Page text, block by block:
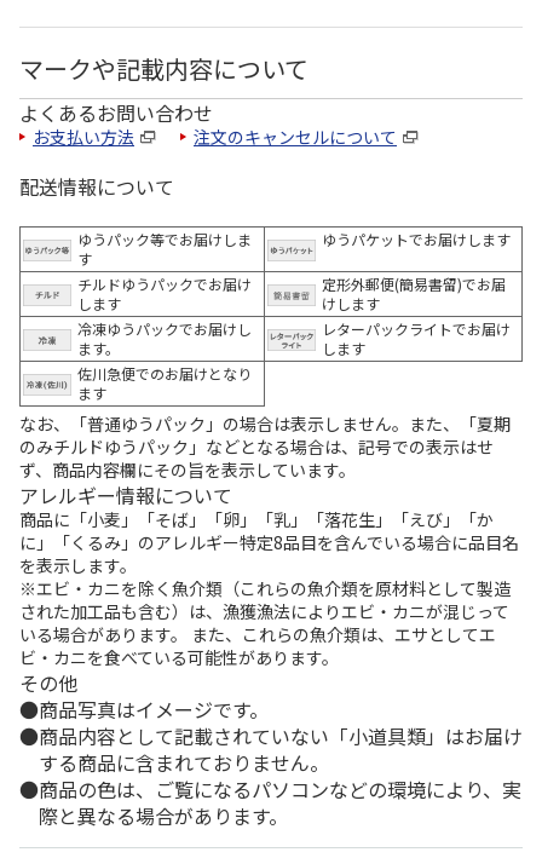
マークや記載内容について
よくあるお問い合わせ
お支払い方法 注文のキャンセルについて
配送情報について
ゆうパック等でお届けしま
す
ゆうパケットでお届けします
チルドゆうパックでお届け
します
定形外郵便(簡易書留)でお届
けします
冷凍ゆうパックでお届けし
ます。
レターパックライトでお届け
します
佐川急便でのお届けとなり
ます
なお、「普通ゆうパック」の場合は表示しません。また、「夏期
のみチルドゆうパック」などとなる場合は、記号での表示はせ
ず、商品内容欄にその旨を表示しています。
アレルギー情報について
商品に「小麦」「そば」「卵」「乳」「落花生」「えび」「か
に」「くるみ」のアレルギー特定8品目を含んでいる場合に品目名
を表示します。
※エビ・カニを除く魚介類（これらの魚介類を原材料として製造
された加工品も含む）は、漁獲漁法によりエビ・カニが混じって
いる場合があります。 また、これらの魚介類は、エサとしてエ
ビ・カニを食べている可能性があります。
その他
商品写真はイメージです。
商品内容として記載されていない「小道具類」はお届け
する商品に含まれておりません。
商品の色は、ご覧になるパソコンなどの環境により、実
際と異なる場合があります。